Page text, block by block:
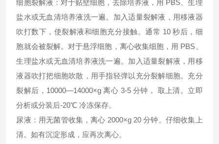
细胞裂解液：对于贴壁细胞，去除培养液，用 PBS、生理
盐水或无血清培养液洗一遍。加入适量裂解液，用移液器
吹打数下，使裂解液和细胞充分接触。通常 10 秒后，细
胞就会被裂解。对于悬浮细胞，离心收集细胞，用 PBS、
生理盐水或无血清培养液洗一遍。加入适量裂解液，用移
液器吹打把细胞吹散，用手指轻弹以充分裂解细胞。充分
裂解后，10000—14000×g 离心 3-5 分钟， 取上清。立即
分析或分装后-20℃ 冷冻保存。
尿液：用无菌管收集，离心 2000×g 20 分钟。仔细收集上
清。如有沉淀形成，应再次离心。